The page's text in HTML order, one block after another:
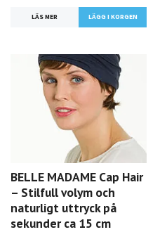
LÄS MER LÄGG I KORGEN
BELLE MADAME Cap Hair
– Stilfull volym och
naturligt uttryck på
sekunder ca 15 cm